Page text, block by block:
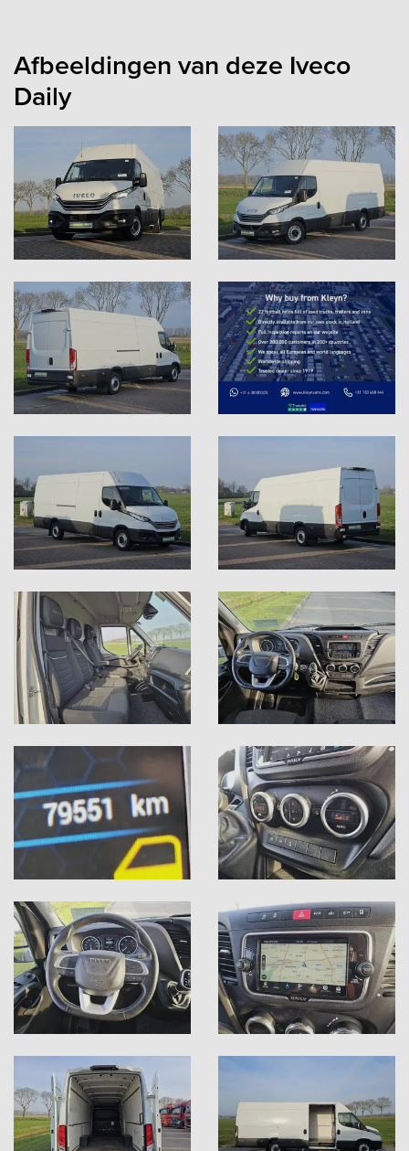
Europa, gelegen centraal in
Nederland. Elke auto is
anders. Een ding is zeker:
Uw volgende staat er zeker
tussen: Wij luisteren naar
uw verhaal.
Afbeeldingen van deze Iveco
Daily